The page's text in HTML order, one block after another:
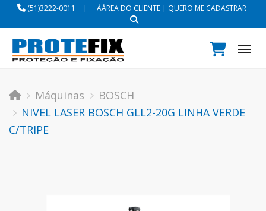
(51)3222-0011 | ÁÁREA DO CLIENTE| QUERO ME CADASTRAR
Máquinas
BOSCH
NIVEL LASER BOSCH GLL2-20G LINHA VERDE
C/TRIPE